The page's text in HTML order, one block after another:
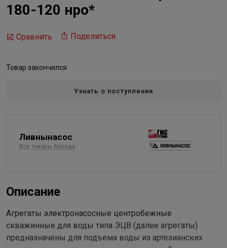
180-120 нро*
Сравнить Поделиться
Товар закончился
Узнать о поступлении
Ливнынасос
Все товары бренда
Описание
Агрегаты электронасосные центробежные
скважинные для воды типа ЭЦВ (далее агрегаты)
предназначены для подъема воды из артезианских